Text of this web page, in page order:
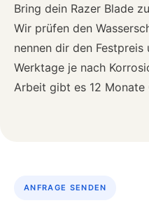
Bring dein Razer Blade
Wir prüfen den
nennen dir den Festpreis
Werktage je nach
Arbeit gibt es 12 Monate
ANFRAGE SENDEN